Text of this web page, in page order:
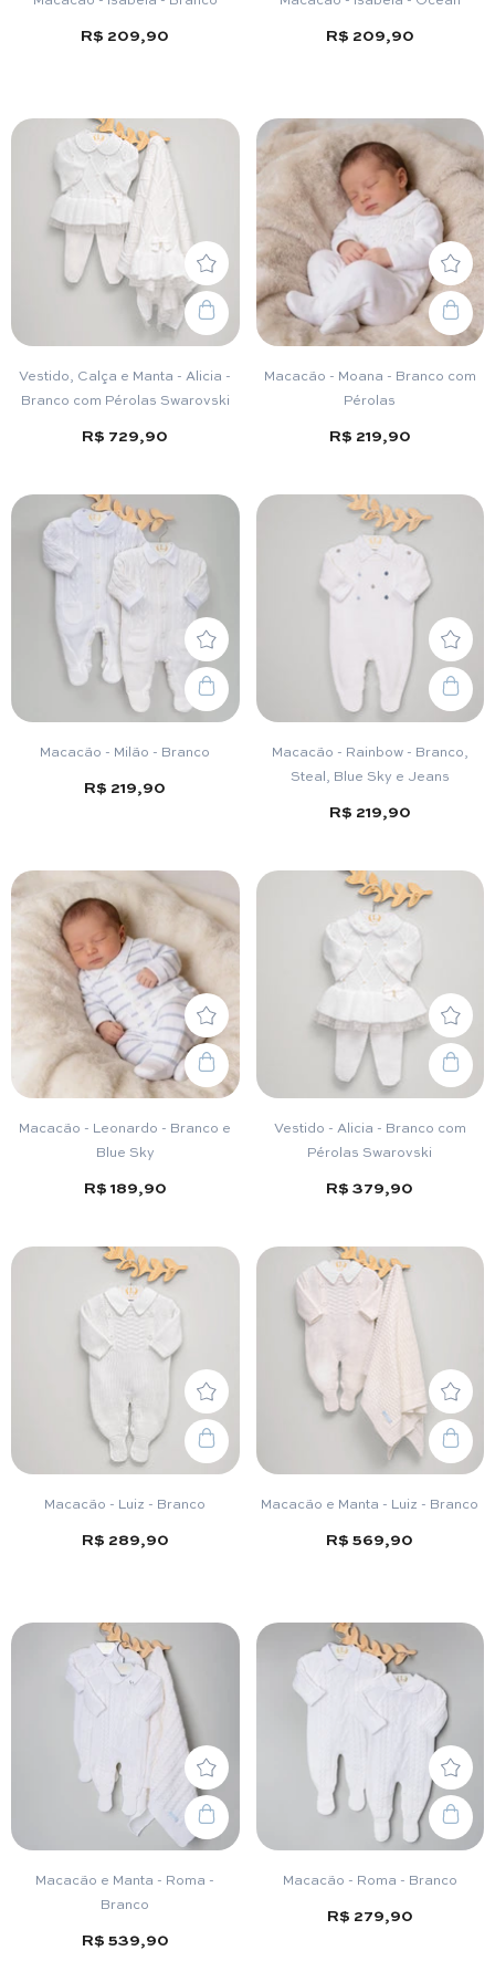
R$ 209,90 R$ 209,90
Vestido, Calça e Manta - Alicia -
Branco com Pérolas Swarovski
R$ 729,90
Macacão - Moana - Branco com
Pérolas
R$ 219,90
Macacão - Milão - Branco
R$ 219,90
Macacão - Rainbow - Branco,
Steal, Blue Sky e Jeans
R$ 219,90
Macacão - Leonardo - Branco e
Blue Sky
R$ 189,90
Vestido - Alicia - Branco com
Pérolas Swarovski
R$ 379,90
Macacão - Luiz - Branco
R$ 289,90
Macacão e Manta - Luiz - Branco
R$ 569,90
Macacão e Manta - Roma -
Branco
R$ 539,90
Macacão - Roma - Branco
R$ 279,90